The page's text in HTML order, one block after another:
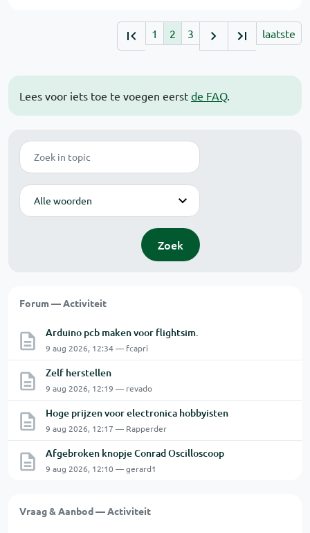
Lees voor iets toe te voegen eerst de FAQ.
Zoek
Modus
Zoek
Forum — Activiteit
Arduino pcb maken voor flightsim.
9 aug 2026, 12:34 — fcapri
Zelf herstellen
9 aug 2026, 12:19 — revado
Hoge prijzen voor electronica hobbyisten
9 aug 2026, 12:17 — Rapperder
Afgebroken knopje Conrad Oscilloscoop
9 aug 2026, 12:10 — gerard1
Vraag & Aanbod — Activiteit
1 2 3 laatste